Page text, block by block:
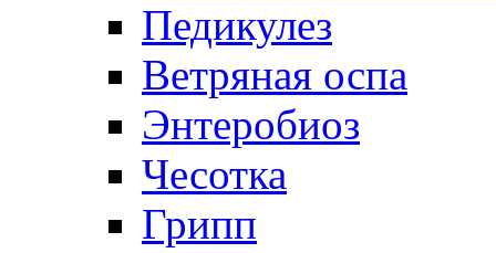
Педикулез
Ветряная оспа
Энтеробиоз
Чесотка
Грипп